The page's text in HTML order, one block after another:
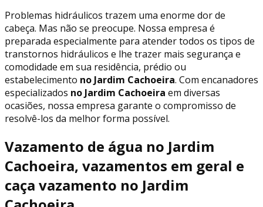
Problemas hidráulicos trazem uma enorme dor de
cabeça. Mas não se preocupe. Nossa empresa é
preparada especialmente para atender todos os tipos de
transtornos hidráulicos e lhe trazer mais segurança e
comodidade em sua residência, prédio ou
estabelecimento no Jardim Cachoeira. Com encanadores
especializados no Jardim Cachoeira em diversas
ocasiões, nossa empresa garante o compromisso de
resolvê-los da melhor forma possível.
Vazamento de água no Jardim
Cachoeira, vazamentos em geral e
caça vazamento no Jardim